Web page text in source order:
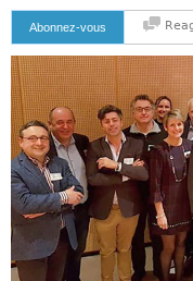
Abonnez-vous